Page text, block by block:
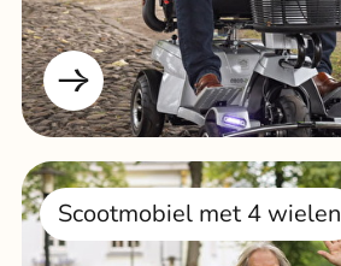
Scootmobiel met 4 wielen